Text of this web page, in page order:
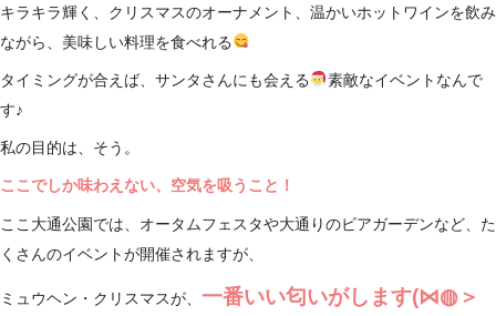
キラキラ輝く、クリスマスのオーナメント、温かいホットワインを飲み
ながら、美味しい料理を食べれる
タイミングが合えば、サンタさんにも会える
素敵なイベントなんで
す♪
私の目的は、そう。
ここでしか味わえない、空気を吸うこと！
ここ大通公園では、オータムフェスタや大通りのビアガーデンなど、た
くさんのイベントが開催されますが、
ミュウヘン・クリスマスが、 一番いい匂いがします(⋈◍＞